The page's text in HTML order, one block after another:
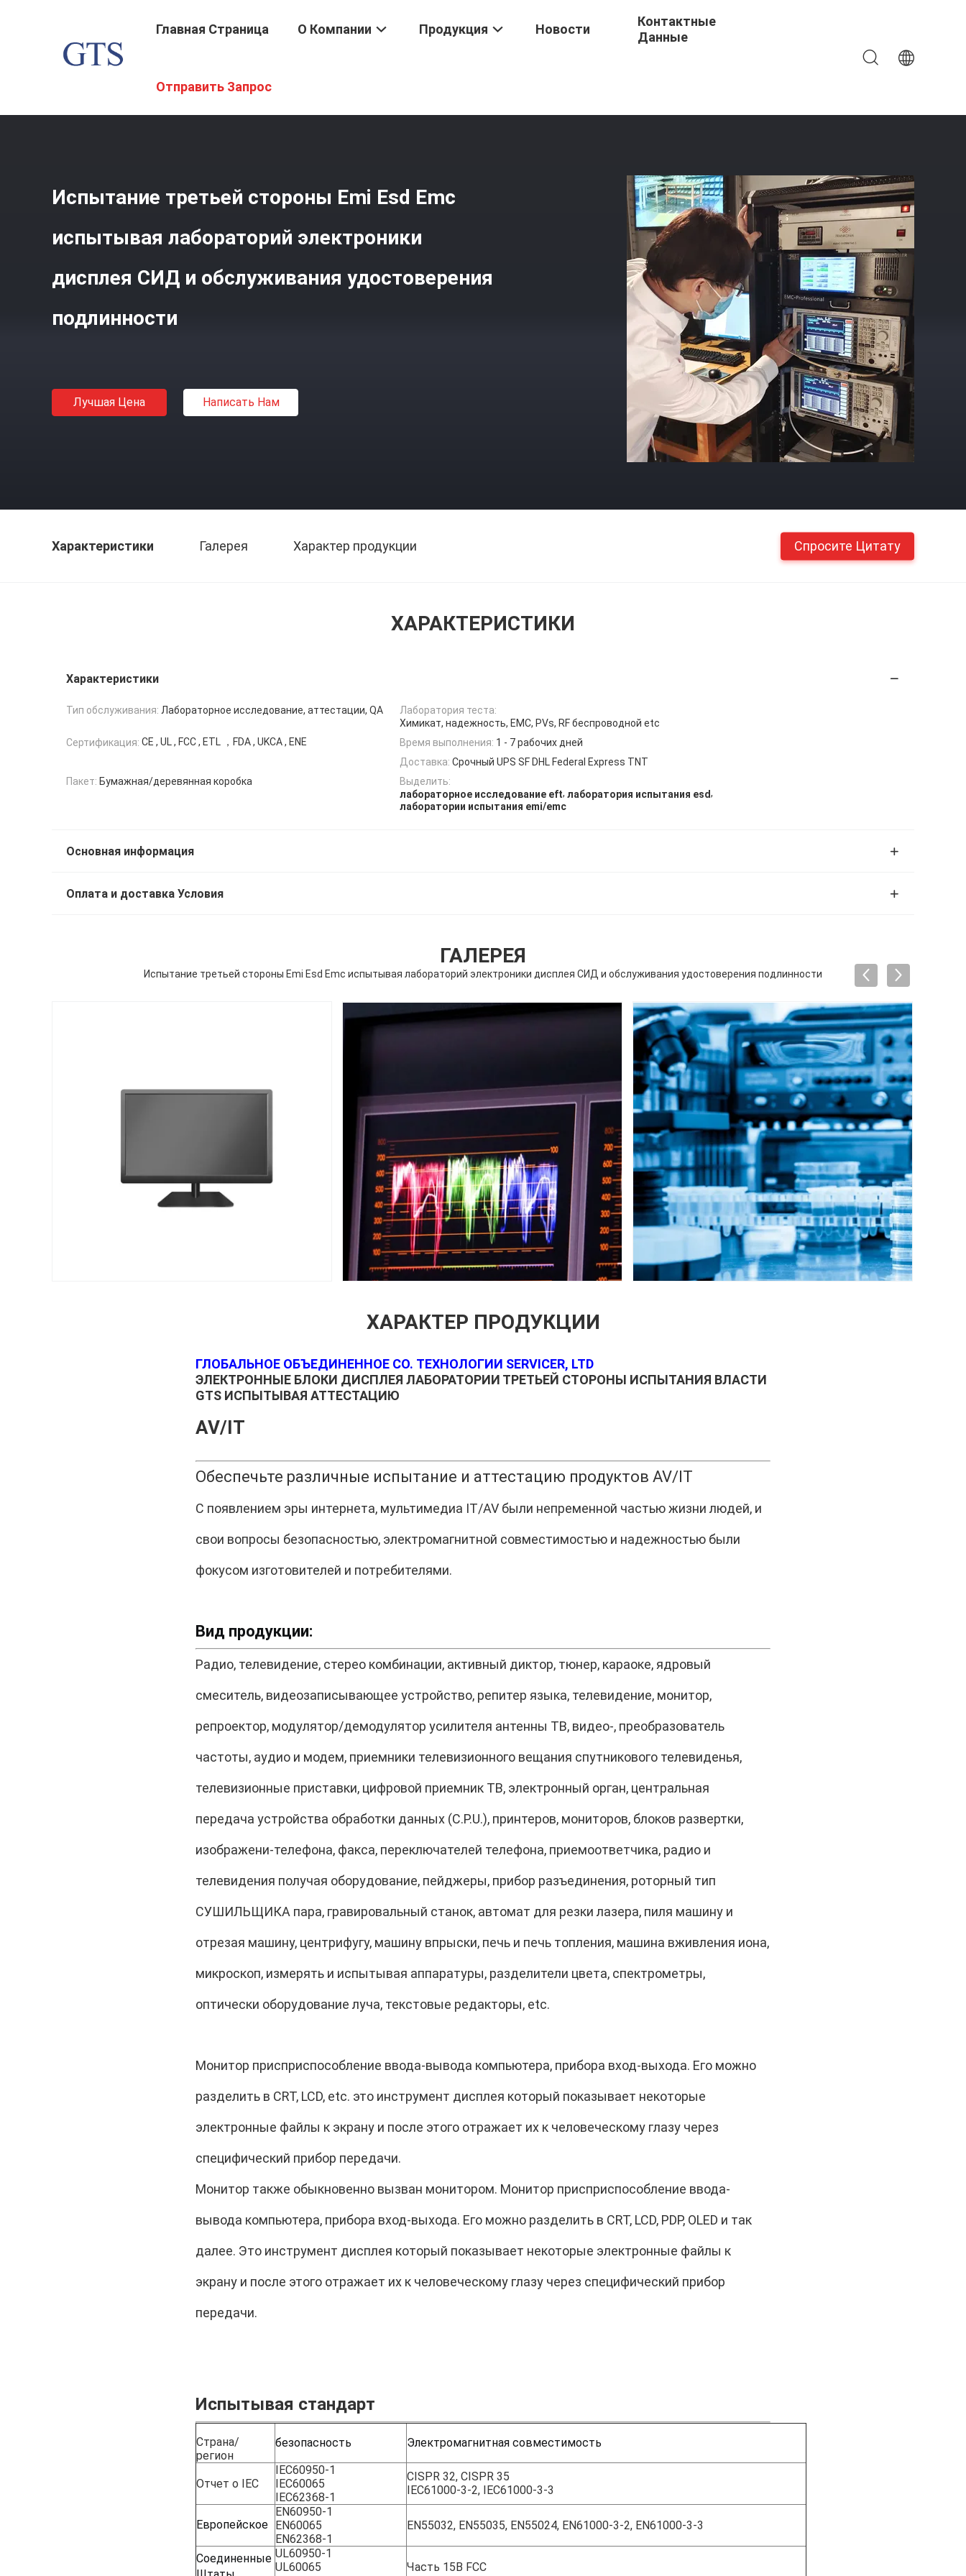
Главная Страница О Компании Продукция Новости
Контактные
Данные
Отправить Запрос
Обслуживания Удостоверения Подлинности
Испытание третьей стороны Emi Esd Emc
испытывая лабораторий электроники
дисплея СИД и обслуживания удостоверения
подлинности
Лучшая Цена Написать Нам
Характеристики Галерея Характер продукции Спросите Цитату
ХАРАКТЕРИСТИКИ
Характеристики
Тип обслуживания: Лабораторное исследование, аттестации, QA
Лаборатория теста:
Химикат, надежность, EMC, PVs, RF беспроводной etc
Сертификация: CE , UL , FCC , ETL ，FDA , UKCA , ENE Время выполнения: 1 - 7 рабочих дней
Доставка: Срочный UPS SF DHL Federal Express TNT
Пакет: Бумажная/деревянная коробка
Выделить:
лабораторное исследование eft, лаборатория испытания esd,
лаборатории испытания emi/emc
Основная информация
Оплата и доставка Условия
ГАЛЕРЕЯ
Испытание третьей стороны Emi Esd Emc испытывая лабораторий электроники дисплея СИД и обслуживания удостоверения подлинности
ХАРАКТЕР ПРОДУКЦИИ
ГЛОБАЛЬНОЕ ОБЪЕДИНЕННОЕ CO. ТЕХНОЛОГИИ SERVICER, LTD
ЭЛЕКТРОННЫЕ БЛОКИ ДИСПЛЕЯ ЛАБОРАТОРИИ ТРЕТЬЕЙ СТОРОНЫ ИСПЫТАНИЯ ВЛАСТИ
GTS ИСПЫТЫВАЯ АТТЕСТАЦИЮ
AV/IT
Обеспечьте различные испытание и аттестацию продуктов AV/IT
С появлением эры интернета, мультимедиа IT/AV были непременной частью жизни людей, и
свои вопросы безопасностью, электромагнитной совместимостью и надежностью были
фокусом изготовителей и потребителями.
Вид продукции:
Радио, телевидение, стерео комбинации, активный диктор, тюнер, караоке, ядровый
смеситель, видеозаписывающее устройство, репитер языка, телевидение, монитор,
репроектор, модулятор/демодулятор усилителя антенны ТВ, видео-, преобразователь
частоты, аудио и модем, приемники телевизионного вещания спутникового телевиденья,
телевизионные приставки, цифровой приемник ТВ, электронный орган, центральная
передача устройства обработки данных (C.P.U.), принтеров, мониторов, блоков развертки,
изображени-телефона, факса, переключателей телефона, приемоответчика, радио и
телевидения получая оборудование, пейджеры, прибор разъединения, роторный тип
СУШИЛЬЩИКА пара, гравировальный станок, автомат для резки лазера, пиля машину и
отрезая машину, центрифугу, машину впрыски, печь и печь топления, машина вживления иона,
микроскоп, измерять и испытывая аппаратуры, разделители цвета, спектрометры,
оптически оборудование луча, текстовые редакторы, etc.
Монитор присприспособление ввода-вывода компьютера, прибора вход-выхода. Его можно
разделить в CRT, LCD, etc. это инструмент дисплея который показывает некоторые
электронные файлы к экрану и после этого отражает их к человеческому глазу через
специфический прибор передачи.
Монитор также обыкновенно вызван монитором. Монитор присприспособление ввода-
вывода компьютера, прибора вход-выхода. Его можно разделить в CRT, LCD, PDP, OLED и так
далее. Это инструмент дисплея который показывает некоторые электронные файлы к
экрану и после этого отражает их к человеческому глазу через специфический прибор
передачи.
Испытывая стандарт
Страна/
регион
безопасность Электромагнитная совместимость
Отчет о IEC
IEC60950-1
IEC60065
IEC62368-1
CISPR 32, CISPR 35
IEC61000-3-2, IEC61000-3-3
Европейское
EN60950-1
EN60065
EN62368-1
EN55032, EN55035, EN55024, EN61000-3-2, EN61000-3-3
Соединенные UL60950-1
UL60065
Часть 15B FCC